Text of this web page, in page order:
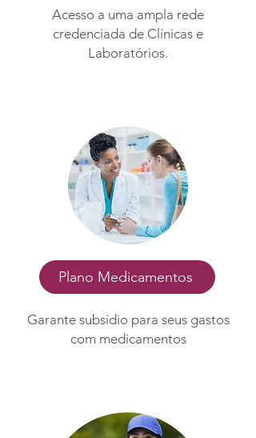
Acesso a uma ampla rede
credenciada de Clínicas e
Laboratórios.
Plano Medicamentos
Garante subsídio para seus gastos
com medicamentos